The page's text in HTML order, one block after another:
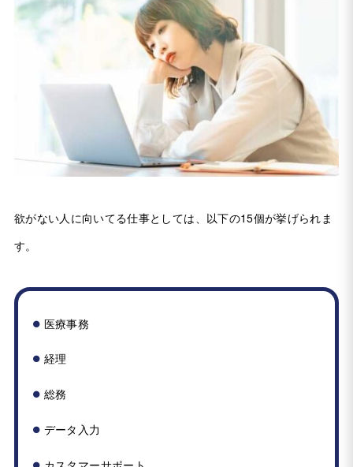
欲がない人に向いてる仕事としては、以下の15個が挙げられま
す。
医療事務
経理
総務
データ入力